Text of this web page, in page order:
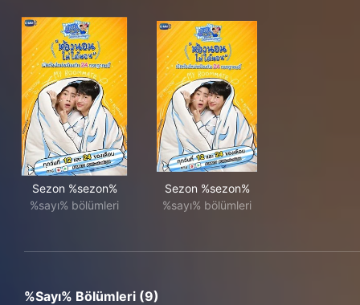
Sezon %sezon%
%sayı% bölümleri
Sezon %sezon%
%sayı% bölümleri
%sayı% Bölümleri (9)